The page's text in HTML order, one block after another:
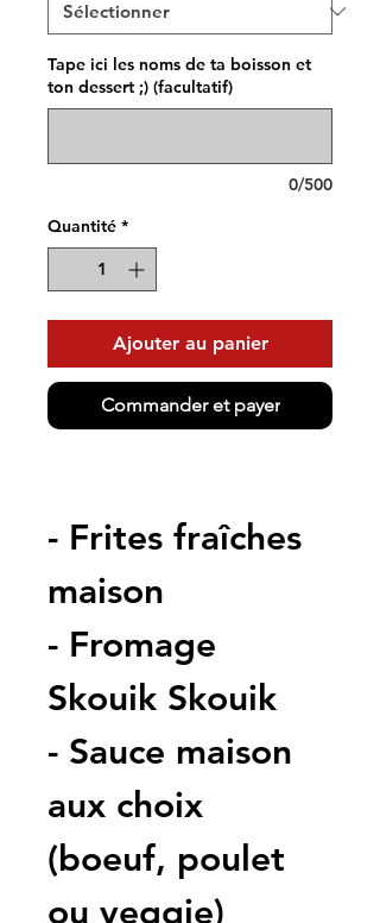
Tape ici les noms de ta boisson et
ton dessert ;) (facultatif)
0/500
Quantité *
Ajouter au panier
Commander et payer
- Frites fraîches
maison
- Fromage
Skouik Skouik
- Sauce maison
aux choix
(boeuf, poulet
ou veggie)